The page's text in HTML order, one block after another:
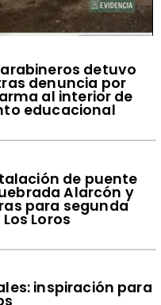
detuvo
denuncia por
al interior de
educacional
de puente
Alarcón y
para segunda
Loros
inspiración para